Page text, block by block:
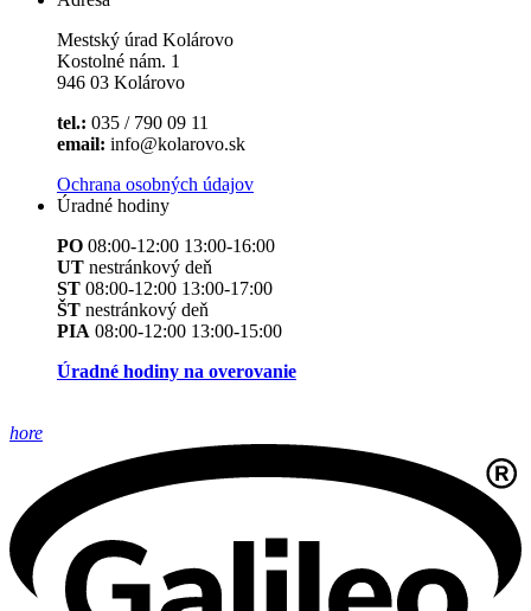
Mestský úrad Kolárovo
Kostolné nám. 1
946 03 Kolárovo
tel.: 035 / 790 09 11
email: info@kolarovo.sk
Ochrana osobných údajov
Úradné hodiny
PO 08:00-12:00 13:00-16:00
UT nestránkový deň
ST 08:00-12:00 13:00-17:00
ŠT nestránkový deň
PIA 08:00-12:00 13:00-15:00
Úradné hodiny na overovanie
hore